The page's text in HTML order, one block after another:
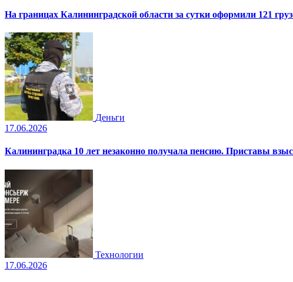
На границах Калининградской области за сутки оформили 121
Деньги
17.06.2026
Калининградка 10 лет незаконно получала пенсию. Приставы
Технологии
17.06.2026